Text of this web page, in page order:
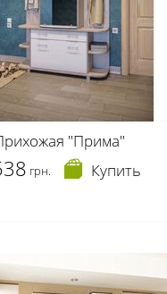
"Прима"
грн. Купить